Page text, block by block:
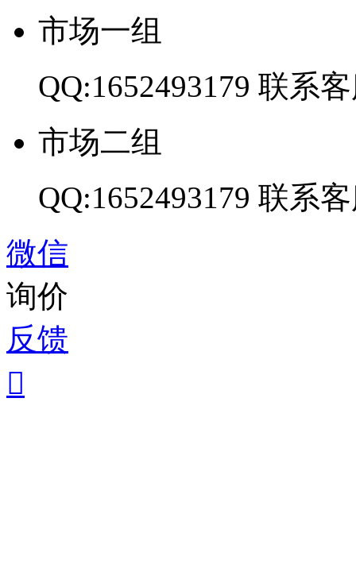
市场一组
QQ:1652493179 联系
市场二组
QQ:1652493179 联系
微信
询价
反馈
